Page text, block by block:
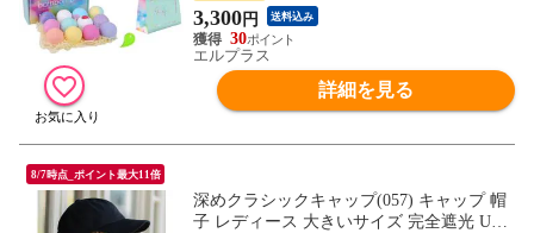
3,300円 送料込み
30
エルプラス
詳細を見る
8/7時点_ポイント最大11倍
深めクラシックキャップ(057) キャップ 帽
子 レディース 大きいサイズ 完全遮光 UV